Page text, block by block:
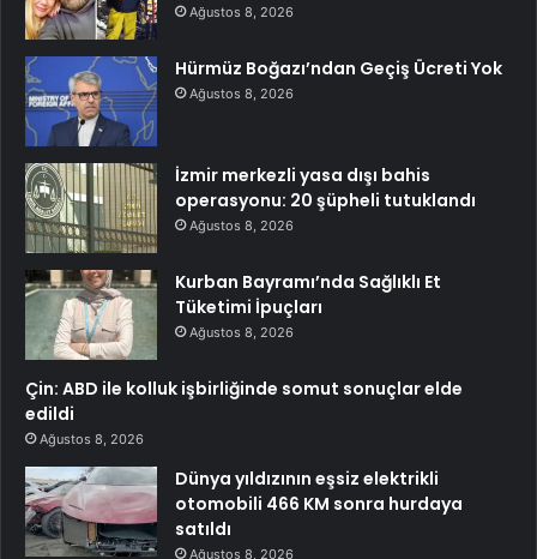
Ağustos 8, 2026
Hürmüz Boğazı’ndan Geçiş Ücreti Yok
Ağustos 8, 2026
İzmir merkezli yasa dışı bahis
operasyonu: 20 şüpheli tutuklandı
Ağustos 8, 2026
Kurban Bayramı’nda Sağlıklı Et
Tüketimi İpuçları
Ağustos 8, 2026
Çin: ABD ile kolluk işbirliğinde somut sonuçlar elde
edildi
Ağustos 8, 2026
Dünya yıldızının eşsiz elektrikli
otomobili 466 KM sonra hurdaya
satıldı
Ağustos 8, 2026